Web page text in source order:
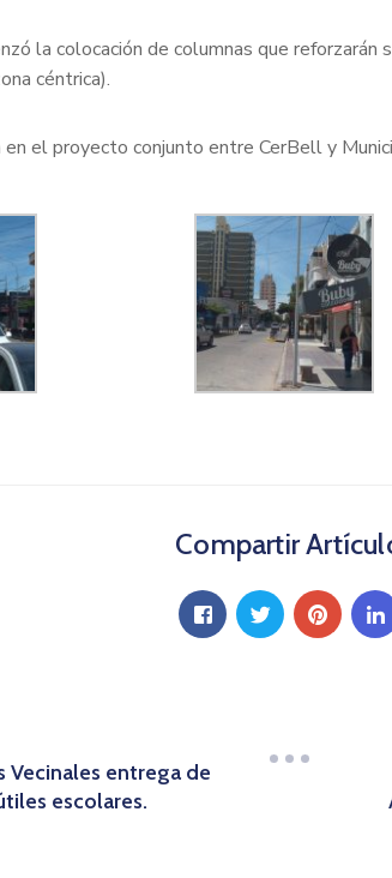
la colocación de columnas que
céntrica).
en el proyecto conjunto entre CerBell y
Compartir
Vecinales entrega de
escolares.